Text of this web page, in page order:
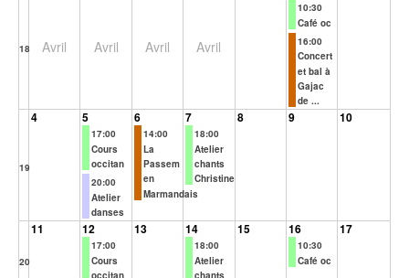
18 Avril Avril Avril Avril
10:30
Café oc
16:00
Concert
et bal à
Gajac
de ...
19
4 5
17:00
Cours
occitan
20:00
Atelier
danses
6
14:00
La
Passem
en
Marmandais
7
18:00
Atelier
chants
Christine
8 9 10
20
11 12
17:00
Cours
occitan
13 14
18:00
Atelier
chants
15 16
10:30
Café oc
17